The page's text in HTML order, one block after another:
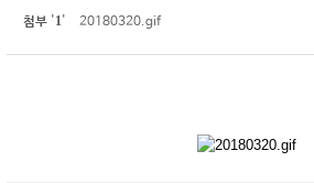
첨부 '1' 20180320.gif